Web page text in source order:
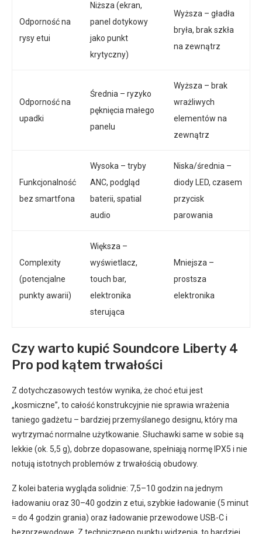
Odporność na
rysy etui
Niższa (ekran,
panel dotykowy
jako punkt
krytyczny)
Wyższa – gładła
bryła, brak szkła
na zewnątrz
Odporność na
upadki
Średnia – ryzyko
pęknięcia małego
panelu
Wyższa – brak
wrażliwych
elementów na
zewnątrz
Funkcjonalność
bez smartfona
Wysoka – tryby
ANC, podgląd
baterii, spatial
audio
Niska/średnia –
diody LED, czasem
przycisk
parowania
Complexity
(potencjalne
punkty awarii)
Większa –
wyświetlacz,
touch bar,
elektronika
sterująca
Mniejsza –
prostsza
elektronika
Czy warto kupić Soundcore Liberty 4
Pro pod kątem trwałości
Z dotychczasowych testów wynika, że choć etui jest
„kosmiczne”, to całość konstrukcyjnie nie sprawia wrażenia
taniego gadżetu – bardziej przemyślanego designu, który ma
wytrzymać normalne użytkowanie. Słuchawki same w sobie są
lekkie (ok. 5,5 g), dobrze dopasowane, spełniają normę IPX5 i nie
notują istotnych problemów z trwałością obudowy.
Z kolei bateria wygląda solidnie: 7,5–10 godzin na jednym
ładowaniu oraz 30–40 godzin z etui, szybkie ładowanie (5 minut
= do 4 godzin grania) oraz ładowanie przewodowe USB-C i